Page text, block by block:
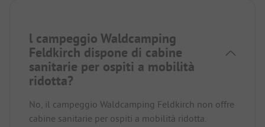
l campeggio Waldcamping
Feldkirch dispone di cabine
sanitarie per ospiti a mobilità
ridotta?
No, il campeggio Waldcamping Feldkirch non offre
cabine sanitarie per ospiti a mobilità ridotta.